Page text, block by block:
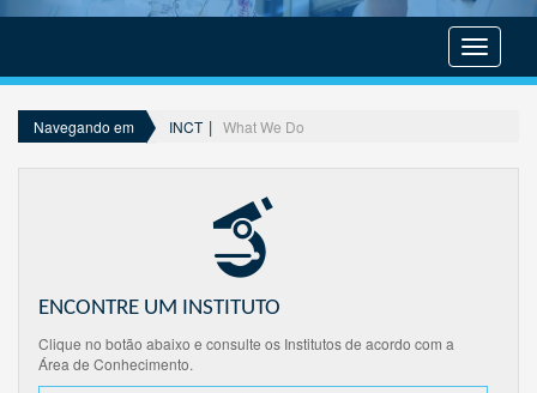
menu
Navegando em INCT What We Do
ENCONTRE UM INSTITUTO
Clique no botão abaixo e consulte os Institutos de acordo com a
Área de Conhecimento.